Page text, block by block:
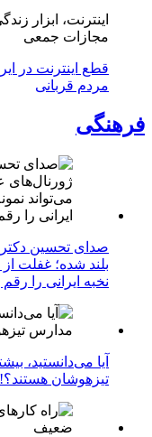
اینترنت، ابزار
مجازات جمعی
قطع اینترنت در
مردم قربانی
فرهنگی
صدای تحسین دکتر
بلند شده؛ غفلت از
نخبه ایرانی را رقم
آیا می‌دانستید،
تیزهوشان هستند؟!